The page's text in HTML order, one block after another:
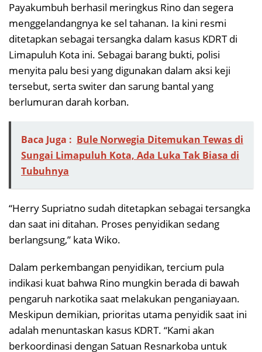
Payakumbuh berhasil meringkus Rino dan segera
menggelandangnya ke sel tahanan. Ia kini resmi
ditetapkan sebagai tersangka dalam kasus KDRT di
Limapuluh Kota ini. Sebagai barang bukti, polisi
menyita palu besi yang digunakan dalam aksi keji
tersebut, serta switer dan sarung bantal yang
berlumuran darah korban.
Baca Juga : Bule Norwegia Ditemukan Tewas di
Sungai Limapuluh Kota, Ada Luka Tak Biasa di
Tubuhnya
“Herry Supriatno sudah ditetapkan sebagai tersangka
dan saat ini ditahan. Proses penyidikan sedang
berlangsung,” kata Wiko.
Dalam perkembangan penyidikan, tercium pula
indikasi kuat bahwa Rino mungkin berada di bawah
pengaruh narkotika saat melakukan penganiayaan.
Meskipun demikian, prioritas utama penyidik saat ini
adalah menuntaskan kasus KDRT. “Kami akan
berkoordinasi dengan Satuan Resnarkoba untuk